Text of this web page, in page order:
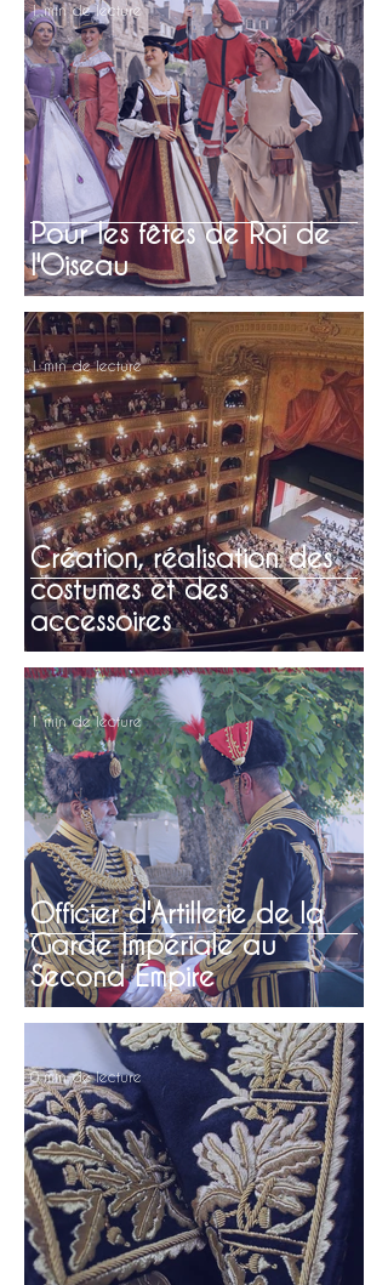
Pour les fêtes de Roi de
l'Oiseau
1 min de lecture
Création, réalisation des
costumes et des
accessoires
1 min de lecture
Officier d'Artillerie de la
Garde Impériale au
Second Empire
1 min de lecture
0 min de lecture